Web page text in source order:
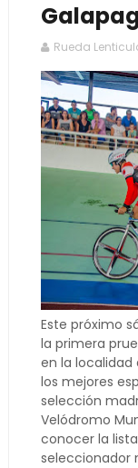
Rueda
Este próximo
la primera
en la localidad
los mejores
selección
Velódromo
conocer la
seleccionador